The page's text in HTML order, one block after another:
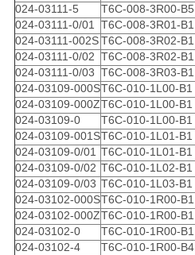
024-03111-5
T6C-008-3R00-B5
024-03111-0/01
T6C-008-3R01-B1
024-03111-002ST6C-008-3R02-B1
024-03111-0/02 T6C-008-3R02-B1
024-03111-0/03 T6C-008-3R03-B1
024-03109-000ST6C-010-1L00-B1
024-03109-000ZT6C-010-1L00-B1
024-03109-0
T6C-010-1L00-B1
024-03109-001ST6C-010-1L01-B1
024-03109-0/01 T6C-010-1L01-B1
024-03109-0/02 T6C-010-1L02-B1
024-03109-0/03 T6C-010-1L03-B1
024-03102-000ST6C-010-1R00-B1
024-03102-000ZT6C-010-1R00-B1
024-03102-0
T6C-010-1R00-B1
024-03102-4
T6C-010-1R00-B4